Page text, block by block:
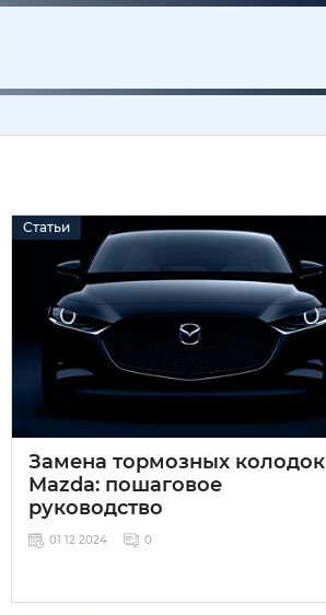
Статьи
Замена тормозных колодок
Mazda: пошаговое
руководство
01 12 2024 0